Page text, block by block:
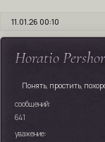
11.01.26 00:10
Horatio
Понять, простить,
сообщений:
641
уважение: